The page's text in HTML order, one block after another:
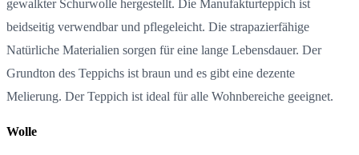
gewalkter Schurwolle hergestellt. Die Manufakturteppich ist
beidseitig verwendbar und pflegeleicht. Die strapazierfähige
Natürliche Materialien sorgen für eine lange Lebensdauer. Der
Grundton des Teppichs ist braun und es gibt eine dezente
Melierung. Der Teppich ist ideal für alle Wohnbereiche geeignet.
Wolle